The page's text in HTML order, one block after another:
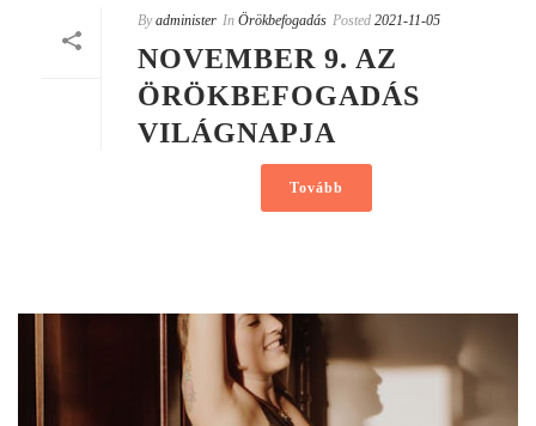
By administer In Örökbefogadás Posted 2021-11-05
NOVEMBER 9. AZ
ÖRÖKBEFOGADÁS
VILÁGNAPJA
Tovább